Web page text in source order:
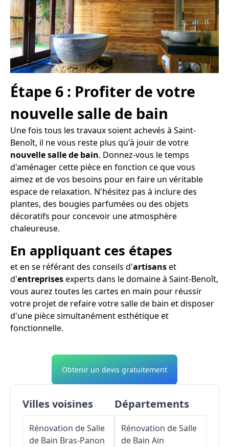
Étape 6 : Profiter de votre
nouvelle salle de bain
Une fois tous les travaux soient achevés à Saint-
Benoît, il ne vous reste plus qu'à jouir de votre
nouvelle salle de bain. Donnez-vous le temps
d'aménager cette pièce en fonction ce que vous
aimez et de vos besoins pour en faire un véritable
espace de relaxation. N'hésitez pas à inclure des
plantes, des bougies parfumées ou des objets
décoratifs pour concevoir une atmosphère
chaleureuse.
En appliquant ces étapes
et en se référant des conseils d'artisanset
d'entreprisesexperts dans le domaine à Saint-Benoît,
vous aurez toutes les cartes en main pour réussir
votre projet de refaire votre salle de bain et disposer
d'une pièce simultanément esthétique et
fonctionnelle.
Obtenir un devis gratuitement
Villes voisines
Rénovation de Salle
de Bain Bras-Panon
Départements
Rénovation de Salle
de Bain Ain